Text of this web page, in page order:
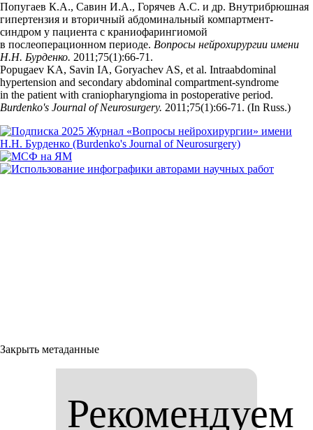
Попугаев К.А., Савин И.А., Горячев А.С. и др. Внутрибрюшная
гипертензия и вторичный абдоминальный компартмент-
синдром у пациента с краниофарингиомой
в послеоперационном периоде. Вопросы нейрохирургии имени
Н.Н. Бурденко. 2011;75(1):66‑71.
Popugaev KA, Savin IA, Goryachev AS, et al. Intraabdominal
hypertension and secondary abdominal compartment-syndrome
in the patient with craniopharyngioma in postoperative period.
Burdenko's Journal of Neurosurgery. 2011;75(1):66‑71. (In Russ.)
Закрыть метаданные
Рекомендуем